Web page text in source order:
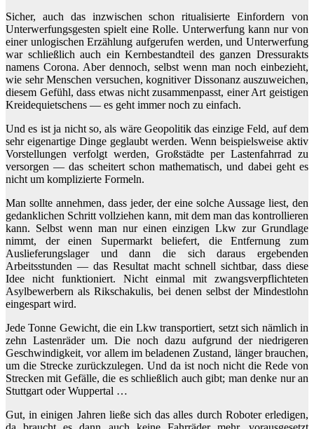
Sicher, auch das inzwischen schon ritualisierte Einfordern von
Unterwerfungsgesten spielt eine Rolle. Unterwerfung kann nur von
einer unlogischen Erzählung aufgerufen werden, und Unterwerfung
war schließlich auch ein Kernbestandteil des ganzen Dressurakts
namens Corona. Aber dennoch, selbst wenn man noch einbezieht,
wie sehr Menschen versuchen, kognitiver Dissonanz auszuweichen,
diesem Gefühl, dass etwas nicht zusammenpasst, einer Art geistigen
Kreidequietschens — es geht immer noch zu einfach.
Und es ist ja nicht so, als wäre Geopolitik das einzige Feld, auf dem
sehr eigenartige Dinge geglaubt werden. Wenn beispielsweise aktiv
Vorstellungen verfolgt werden, Großstädte per Lastenfahrrad zu
versorgen — das scheitert schon mathematisch, und dabei geht es
nicht um komplizierte Formeln.
Man sollte annehmen, dass jeder, der eine solche Aussage liest, den
gedanklichen Schritt vollziehen kann, mit dem man das kontrollieren
kann. Selbst wenn man nur einen einzigen Lkw zur Grundlage
nimmt, der einen Supermarkt beliefert, die Entfernung zum
Auslieferungslager und dann die sich daraus ergebenden
Arbeitsstunden — das Resultat macht schnell sichtbar, dass diese
Idee nicht funktioniert. Nicht einmal mit zwangsverpflichteten
Asylbewerbern als Rikschakulis, bei denen selbst der Mindestlohn
eingespart wird.
Jede Tonne Gewicht, die ein Lkw transportiert, setzt sich nämlich in
zehn Lastenräder um. Die noch dazu aufgrund der niedrigeren
Geschwindigkeit, vor allem im beladenen Zustand, länger brauchen,
um die Strecke zurückzulegen. Und da ist noch nicht die Rede von
Strecken mit Gefälle, die es schließlich auch gibt; man denke nur an
Stuttgart oder Wuppertal …
Gut, in einigen Jahren ließe sich das alles durch Roboter erledigen,